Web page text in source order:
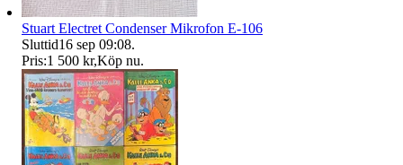
Stuart Electret Condenser Mikrofon E-106
Sluttid16 sep 09:08.
Pris:1 500 kr,Köp nu.